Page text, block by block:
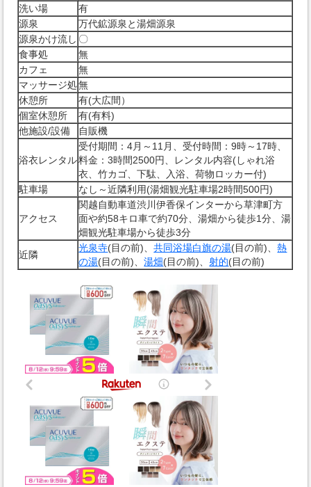
洗い場
有
源泉
万代鉱源泉と湯畑源泉
源泉かけ流し 〇
食事処
無
カフェ
無
マッサージ処無
休憩所
有(大広間）
個室休憩所
有(有料)
他施設/設備
自販機
浴衣レンタル
受付期間：4月～11月、受付時間：9時～17時、
料金：3時間2500円、レンタル内容(しゃれ浴
衣、竹カゴ、下駄、入浴、荷物ロッカー付)
駐車場
なし～近隣利用(湯畑観光駐車場2時間500円)
アクセス
関越自動車道渋川伊香保インターから草津町方
面や約58キロ車で約70分、湯畑から徒歩1分、湯
畑観光駐車場から徒歩3分
近隣
光泉寺(目の前)、共同浴場白旗の湯(目の前)、熱
の湯(目の前)、湯畑(目の前)、射的(目の前)